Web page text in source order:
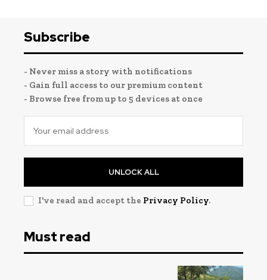
Subscribe
- Never miss a story with notifications
- Gain full access to our premium content
- Browse free from up to 5 devices at once
UNLOCK ALL
I've read and accept the Privacy Policy.
Must read